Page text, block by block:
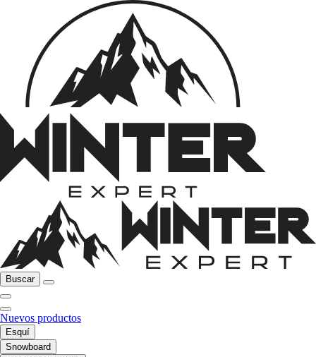
Buscar
Nuevos productos
Esquí
Snowboard